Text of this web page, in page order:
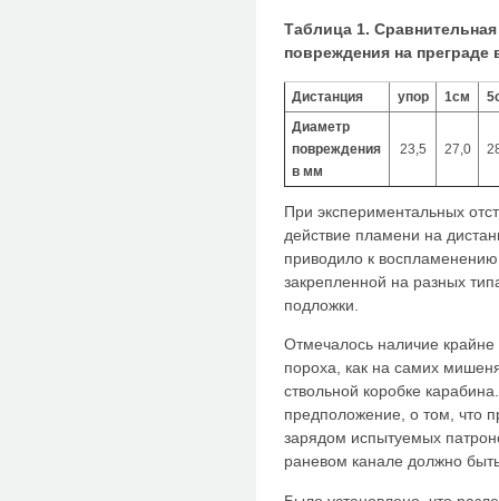
Таблица 1.
повреждения на преграде
Дистанция упор 1см
Диаметр
повреждения
в мм
23,5 27,0
При экспериментальных
действие пламени на
приводило к
закрепленной на разных
подложки.
Отмечалось наличие крайне
пороха, как на самих
ствольной коробке
предположение, о том, что
зарядом испытуемых
раневом канале должно